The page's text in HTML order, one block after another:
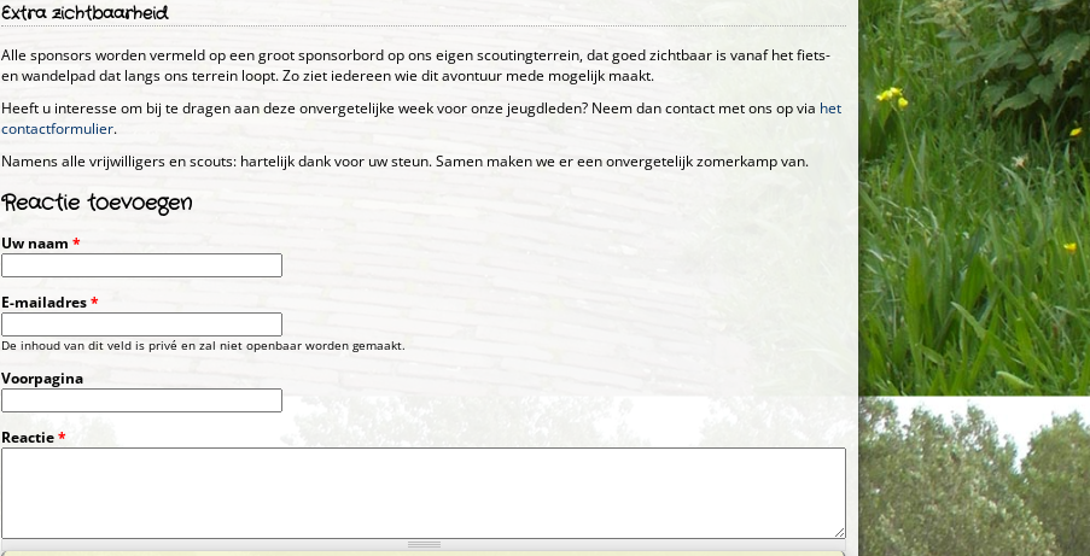
Extra zichtbaarheid
Alle sponsors worden vermeld op een groot sponsorbord op ons eigen scoutingterrein, dat goed zichtbaar is vanaf het fiets-
en wandelpad dat langs ons terrein loopt. Zo ziet iedereen wie dit avontuur mede mogelijk maakt.
Heeft u interesse om bij te dragen aan deze onvergetelijke week voor onze jeugdleden? Neem dan contact met ons op via het
contactformulier.
Namens alle vrijwilligers en scouts: hartelijk dank voor uw steun. Samen maken we er een onvergetelijk zomerkamp van.
Reactie toevoegen
Uw naam *
E-mailadres*
De inhoud van dit veld is privé en zal niet openbaar worden gemaakt.
Voorpagina
Reactie*